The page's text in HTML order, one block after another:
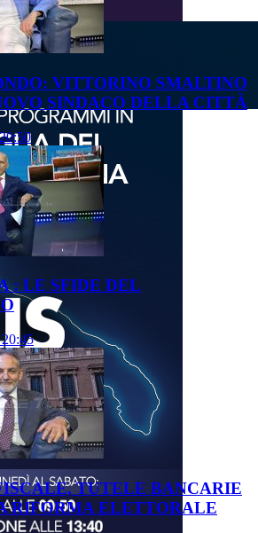
VITTORINO SMALTINO
SINDACO DELLA CITTÀ
: LE SFIDE DEL
TUTELE BANCARIE
RIFORMA ELETTORALE